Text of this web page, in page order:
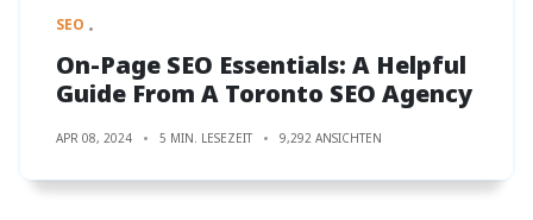
SEO
On-Page SEO Essentials: A Helpful
Guide From A Toronto SEO Agency
APR 08, 2024 5 MIN. LESEZEIT 9,292 ANSICHTEN